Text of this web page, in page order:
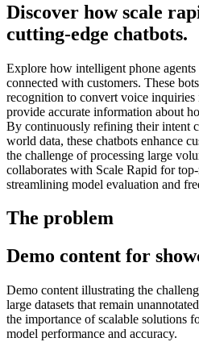
Discover how scale
cutting-edge chatbots.
Explore how intelligent phone agents
connected with customers. These
recognition to convert voice
provide accurate information about
By continuously refining their intent
world data, these chatbots enhance
the challenge of processing large
collaborates with Scale Rapid for
streamlining model evaluation and
The problem
Demo content for
Demo content illustrating the
large datasets that remain
the importance of scalable solutions
model performance and accuracy.